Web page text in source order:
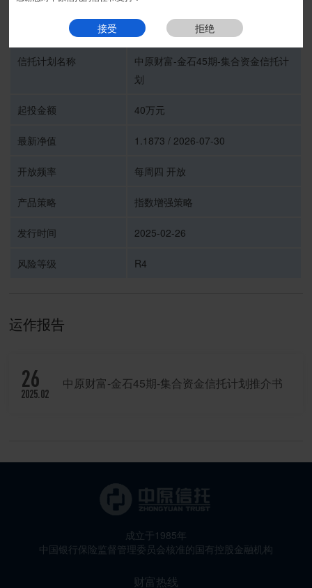
中原信托有限公司
信托计划名称
中原财富-金石45期-集合资金信托计
划
起投金额 40万元
最新净值 1.1873 / 2026-07-30
开放频率 每周四 开放
产品策略 指数增强策略
发行时间 2025-02-26
风险等级 R4
运作报告
26
2025.02
中原财富-金石45期-集合资金信托计划推介书
成立于1985年
中国银行保险监督管理委员会核准的国有控股金融机构
财富热线
接受 拒绝